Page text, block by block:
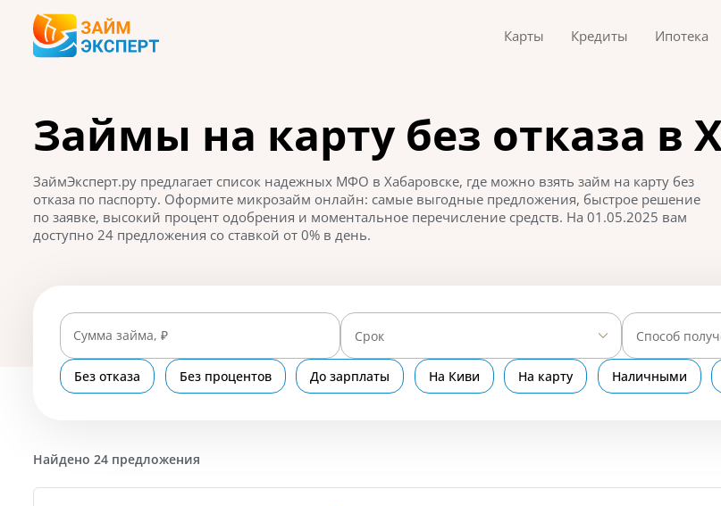
Карты Кредиты Ипотека
Займы на карту без отказа в
ЗаймЭксперт.ру предлагает список надежных МФО в Хабаровске, где можно взять займ на карту без
отказа по паспорту. Оформите микрозайм онлайн: самые выгодные предложения, быстрое решение
по заявке, высокий процент одобрения и моментальное перечисление средств. На 01.05.2025 вам
доступно 24 предложения со ставкой от 0% в день.
Сумма займа, ₽ Срок Способ
Без отказа Без процентов До зарплаты На Киви На карту Наличными
Найдено 24 предложения